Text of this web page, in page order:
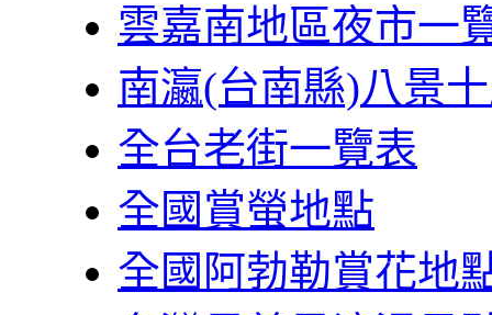
雲嘉南地區夜市一
南瀛(台南縣)八景
全台老街一覽表
全國賞螢地點
全國阿勃勒賞花地